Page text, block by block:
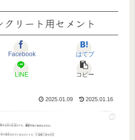
リート用セメント
Facebook はてブ
LINE コピー
2025.01.09 2025.01.16